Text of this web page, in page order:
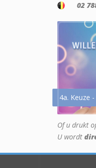
02
4a. Keuze
Of u drukt
U wordt